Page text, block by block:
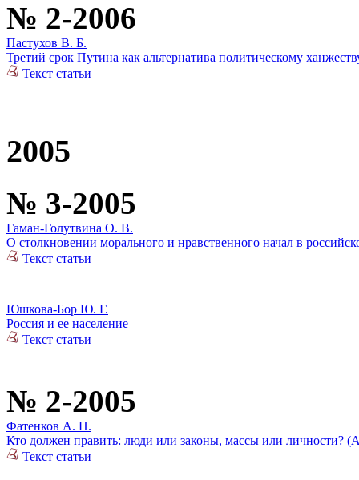
№ 2-2006
Пастухов В. Б.
Третий срок Путина как альтернатива политическому
Текст статьи
2005
№ 3-2005
Гаман-Голутвина О. В.
О столкновении морального и нравственного начал в
Текст статьи
Юшкова-Бор Ю. Г.
Россия и ее население
Текст статьи
№ 2-2005
Фатенков А. Н.
Кто должен править: люди или законы, массы или личности?
Текст статьи